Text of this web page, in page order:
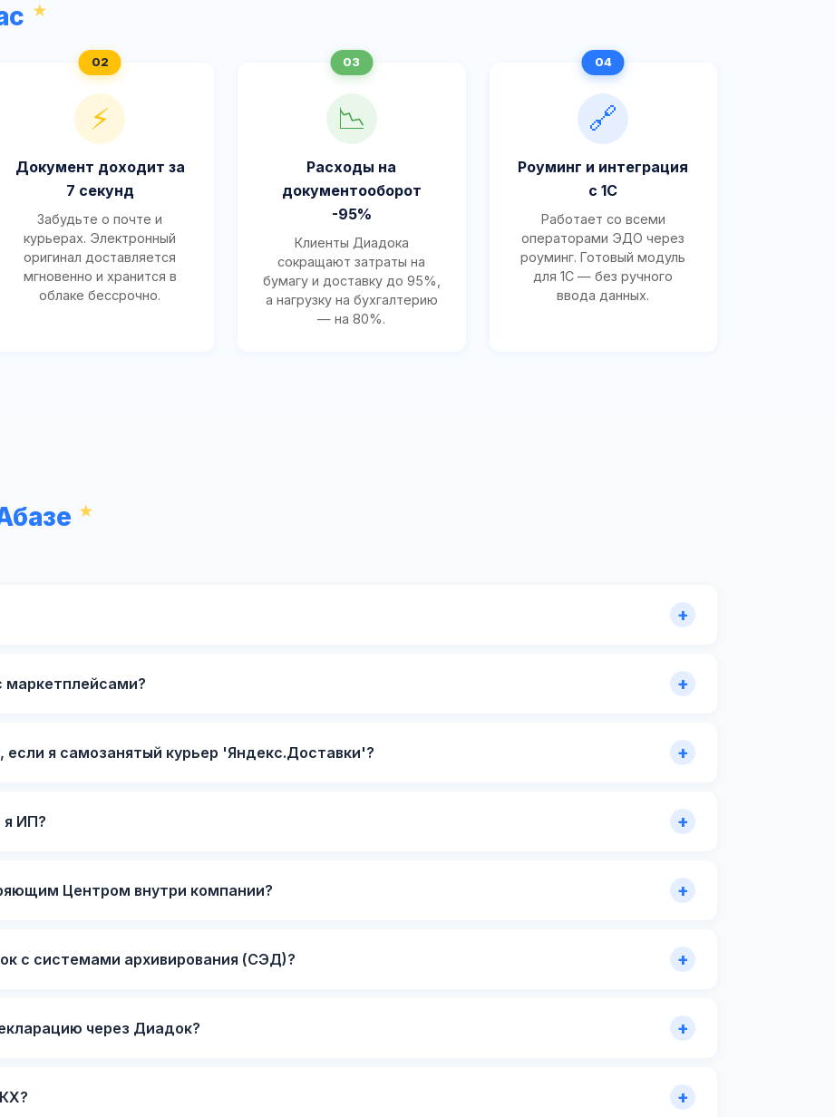
⚡
Документ доходит за
7 секунд
Забудьте о почте и
курьерах. Электронный
оригинал доставляется
мгновенно и хранится в
облаке бессрочно.
📉
Расходы на
документооборот
-95%
Клиенты Диадока
сокращают затраты на
бумагу и доставку до 95%,
а нагрузку на бухгалтерию
— на 80%.
🔗
Роуминг и интеграция
с 1С
Работает со всеми
операторами ЭДО через
роуминг. Готовый модуль
для 1С — без ручного
ввода данных.
я самозанятый курьер 'Яндекс.Доставки'?
я ИП?
Центром внутри компании?
с системами архивирования (СЭД)?
через Диадок?